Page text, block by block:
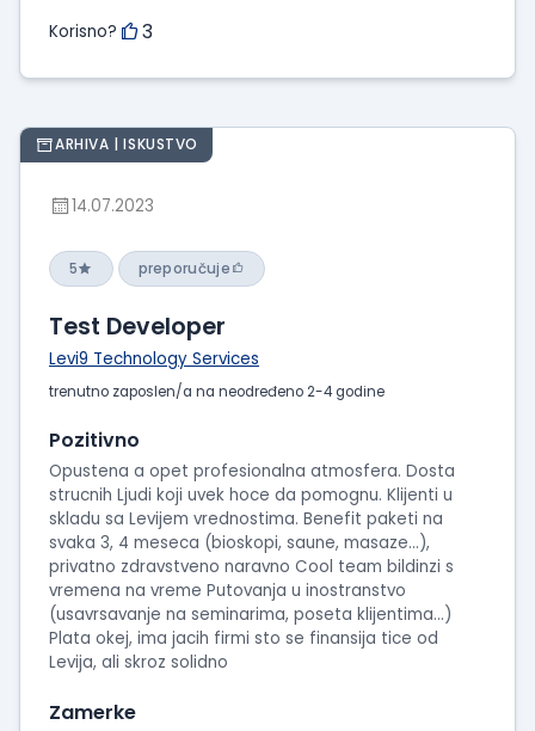
Korisno? 3
ARHIVA | ISKUSTVO
14.07.2023
5 preporučuje
Test Developer
Levi9 Technology Services
trenutno zaposlen/a na neodređeno 2-4 godine
Pozitivno
Opustena a opet profesionalna atmosfera. Dosta
strucnih Ljudi koji uvek hoce da pomognu. Klijenti u
skladu sa Levijem vrednostima. Benefit paketi na
svaka 3, 4 meseca (bioskopi, saune, masaze...),
privatno zdravstveno naravno Cool team bildinzi s
vremena na vreme Putovanja u inostranstvo
(usavrsavanje na seminarima, poseta klijentima...)
Plata okej, ima jacih firmi sto se finansija tice od
Levija, ali skroz solidno
Zamerke